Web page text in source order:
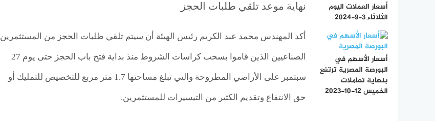
أسعار العملات اليوم
الثلاثاء 3-9-2024
أسعار الأسهم في
البورصة المصرية ترتفع
بنهاية تعاملات
الخميس 12-10-2023
نهاية موعد تلقي طلبات الحجز
أكد المهندس محمد عبد الكريم رئيس الهيئة أن سيتم تلقي طلبات الحجز من المستثمرين
الصناعيين الذين قاموا بسحب كراسات الشروط منذ بداية فتح باب الحجز حتى يوم 27
سبتمبر على الأراضي المطروحة والتي تبلغ مساحتها 1.7 متر مربع للتخصيص للتمليك أو
حق الانتفاع وتقديم الكثير من التيسيرات للمستثمرين.